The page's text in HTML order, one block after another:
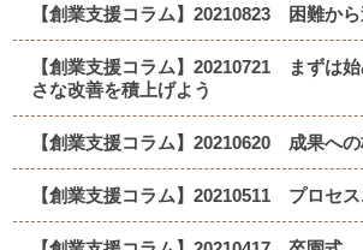
【創業支援コラム】20210823 困難か
【創業支援コラム】20210721 まずは
さな改善を積上げよう
【創業支援コラム】20210620 成果へ
【創業支援コラム】20210511 プロセ